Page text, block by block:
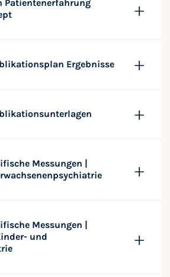
Patientenerfahrung
Ergebnisse
Messungen |
Messungen |
und